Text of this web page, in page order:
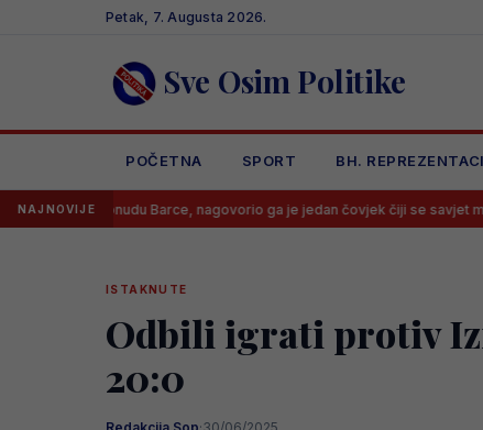
Petak, 7. Augusta 2026.
Sve Osim Politike
POČETNA SPORT BH.
NAJNOVIJEBarce, nagovorio ga je jedan čovjek čiji se savjet mora slušati
ISTAKNUTE
Odbili igrati protiv
20:0